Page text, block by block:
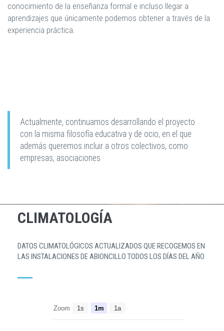
conocimiento de la enseñanza formal e incluso llegar a
aprendizajes que únicamente podemos obtener a través de la
experiencia práctica.
Actualmente, continuamos desarrollando el proyecto
con la misma filosofía educativa y de ocio, en el que
además queremos incluir a otros colectivos, como
empresas, asociaciones
CLIMATOLOGÍA
DATOS CLIMATOLÓGICOS ACTUALIZADOS QUE RECOGEMOS EN
LAS INSTALACIONES DE ABIONCILLO TODOS LOS DÍAS DEL AÑO